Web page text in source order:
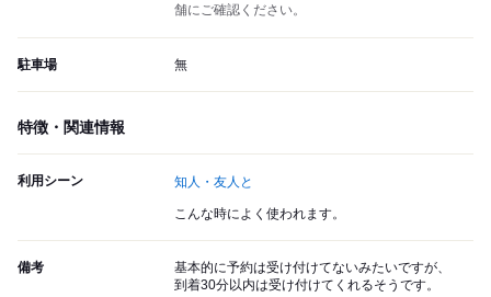
舗にご確認ください。
駐車場 無
特徴・関連情報
利用シーン 知人・友人と
こんな時によく使われます。
備考
基本的に予約は受け付けてないみたいですが、
到着30分以内は受け付けてくれるそうです。